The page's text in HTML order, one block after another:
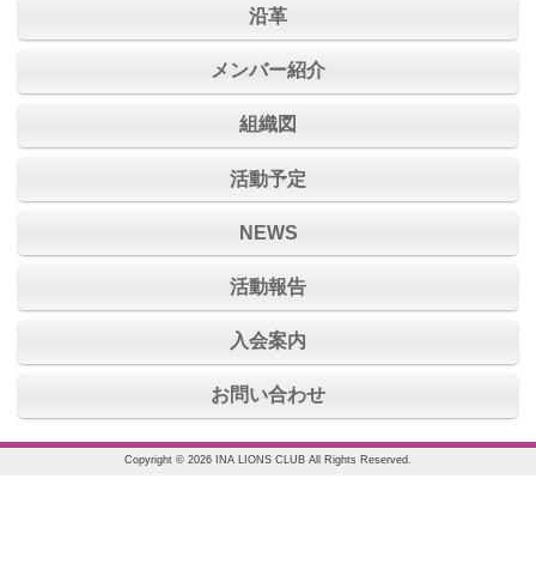
沿革
メンバー紹介
組織図
活動予定
NEWS
活動報告
入会案内
お問い合わせ
Copyright © 2026 INA LIONS CLUB All Rights Reserved.